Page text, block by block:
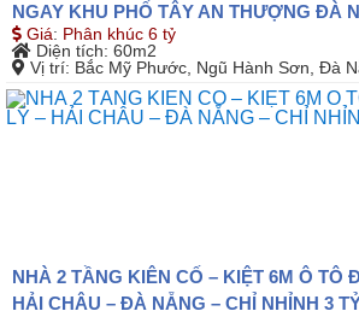
NGAY KHU PHỐ TÂY AN THƯỢNG ĐÀ
Giá: Phân khúc 6 tỷ
Diện tích: 60m2
Vị trí: Bắc Mỹ Phước, Ngũ Hành Sơn, Đà
NHÀ 2 TẦNG KIÊN CỐ – KIỆT 6M Ô TÔ
HẢI CHÂU – ĐÀ NẴNG – CHỈ NHỈNH 3